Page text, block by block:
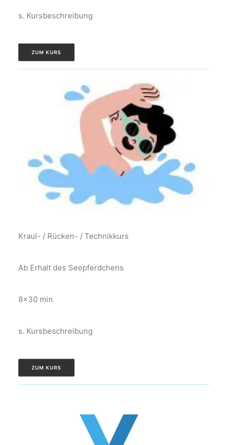
s. Kursbeschreibung
ZUM KURS
Kraul- / Rücken- / Technikkurs
Ab Erhalt des Seepferdchens
8×30 min
s. Kursbeschreibung
ZUM KURS